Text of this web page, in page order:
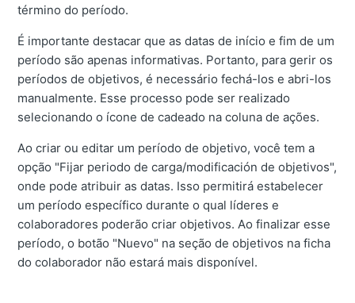
término do período.
É importante destacar que as datas de início e fim de um
período são apenas informativas. Portanto, para gerir os
períodos de objetivos, é necessário fechá-los e abri-los
manualmente. Esse processo pode ser realizado
selecionando o ícone de cadeado na coluna de ações.
Ao criar ou editar um período de objetivo, você tem a
opção "Fijar periodo de carga/modificación de objetivos",
onde pode atribuir as datas. Isso permitirá estabelecer
um período específico durante o qual líderes e
colaboradores poderão criar objetivos. Ao finalizar esse
período, o botão "Nuevo" na seção de objetivos na ficha
do colaborador não estará mais disponível.